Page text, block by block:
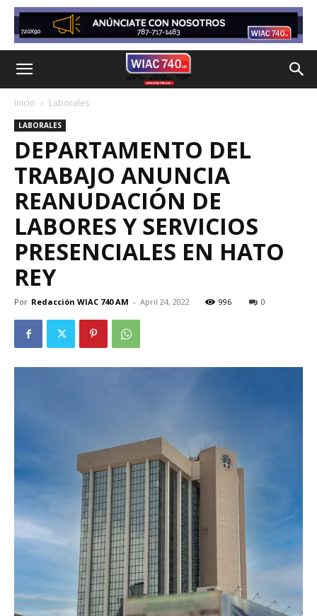
Inicio Laborales
LABORALES
DEPARTAMENTO DEL
TRABAJO ANUNCIA
REANUDACIÓN DE
LABORES Y SERVICIOS
PRESENCIALES EN HATO
REY
Por Redacción WIAC 740 AM - April 24, 2022 996 0